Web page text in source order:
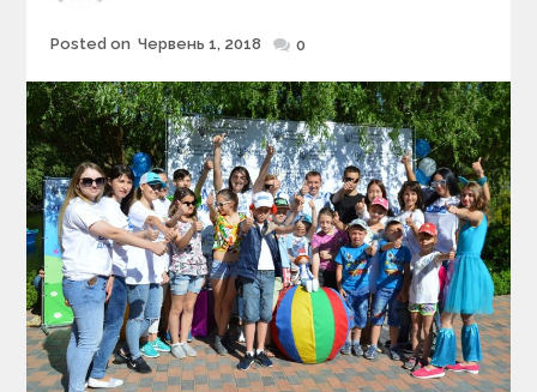
Posted
Posted on Червень 1, 2018 0